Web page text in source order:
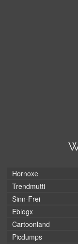
Hornoxe
Trendmutti
Sinn-Frei
Eblogx
Cartoonland
Picdumps